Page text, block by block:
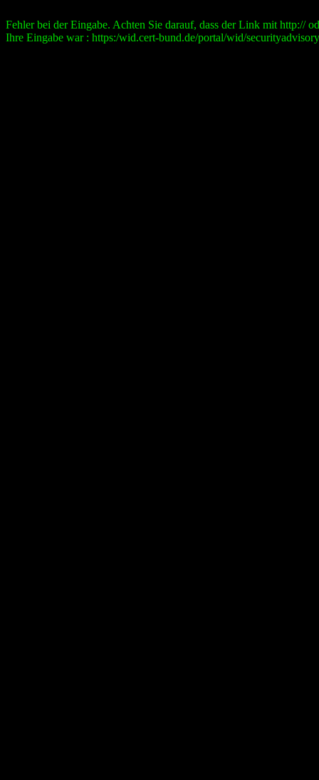
Fehler bei der Eingabe. Achten Sie darauf, dass der Link mit http://
Ihre Eingabe war : https:/wid.cert-bund.de/portal/wid/